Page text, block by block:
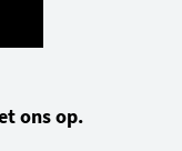
ons op.